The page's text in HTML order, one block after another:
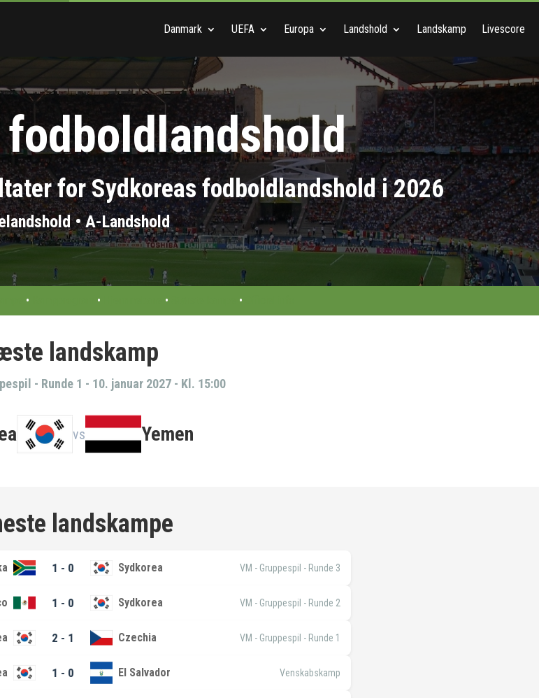
Danmark UEFA Europa Landshold Landskamp Livescore
for Sydkoreas fodboldlandshold i 2026
• A-Landshold
• • • •
landskamp
- Runde 1 - 10. januar 2027 - Kl. 15:00
vs Yemen
landskampe
1 - 0 Sydkorea VM - Gruppespil - Runde 3
1 - 0 Sydkorea VM - Gruppespil - Runde 2
2 - 1 Czechia VM - Gruppespil - Runde 1
1 - 0 El Salvador Venskabskamp